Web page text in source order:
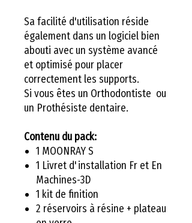
Sa facilité d'utilisation réside
également dans un logiciel bien
abouti avec un système avancé
et optimisé pour placer
correctement les supports.
Si vous êtes un Orthodontiste ou
un Prothésiste dentaire.
Contenu du pack:
1 MOONRAY S
1 Livret d'installation Fr et En
Machines-3D
1 kit de finition
2 réservoirs à résine + plateau